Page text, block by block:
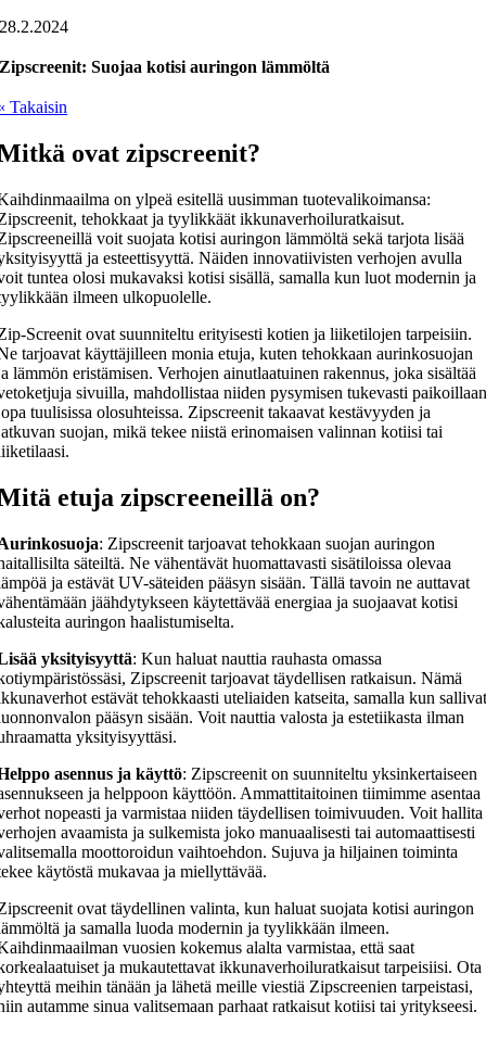
28.2.2024
Zipscreenit: Suojaa kotisi auringon lämmöltä
Takaisin
ovat zipscreenit?
on ylpeä esitellä uusimman tuotevalikoimansa:
tehokkaat ja tyylikkäät ikkunaverhoiluratkaisut.
voit suojata kotisi auringon lämmöltä sekä tarjota lisää
ja esteettisyyttä. Näiden innovatiivisten verhojen avulla
tuntea olosi mukavaksi kotisi sisällä, samalla kun luot modernin ja
ilmeen ulkopuolelle.
Screenit ovat suunniteltu erityisesti kotien ja liiketilojen tarpeisiin.
tarjoavat käyttäjilleen monia etuja, kuten tehokkaan aurinkosuojan
lämmön eristämisen. Verhojen ainutlaatuinen rakennus, joka sisältää
sivuilla, mahdollistaa niiden pysymisen tukevasti
tuulisissa olosuhteissa. Zipscreenit takaavat kestävyyden ja
suojan, mikä tekee niistä erinomaisen valinnan kotiisi tai
etuja zipscreeneillä on?
: Zipscreenit tarjoavat tehokkaan suojan auringon
säteiltä. Ne vähentävät huomattavasti sisätiloissa olevaa
ja estävät UV-säteiden pääsyn sisään. Tällä tavoin ne auttavat
jäähdytykseen käytettävää energiaa ja suojaavat kotisi
auringon haalistumiselta.
yksityisyyttä: Kun haluat nauttia rauhasta omassa
Zipscreenit tarjoavat täydellisen ratkaisun. Nämä
estävät tehokkaasti uteliaiden katseita, samalla kun
pääsyn sisään. Voit nauttia valosta ja estetiikasta ilman
yksityisyyttäsi.
asennus ja käyttö: Zipscreenit on suunniteltu yksinkertaiseen
ja helppoon käyttöön. Ammattitaitoinen tiimimme asentaa
nopeasti ja varmistaa niiden täydellisen toimivuuden. Voit hallita
avaamista ja sulkemista joko manuaalisesti tai automaattisesti
moottoroidun vaihtoehdon. Sujuva ja hiljainen toiminta
käytöstä mukavaa ja miellyttävää.
ovat täydellinen valinta, kun haluat suojata kotisi auringon
ja samalla luoda modernin ja tyylikkään ilmeen.
vuosien kokemus alalta varmistaa, että saat
ja mukautettavat ikkunaverhoiluratkaisut tarpeisiisi. Ota
meihin tänään ja lähetä meille viestiä Zipscreenien tarpeistasi,
autamme sinua valitsemaan parhaat ratkaisut kotiisi tai yritykseesi.